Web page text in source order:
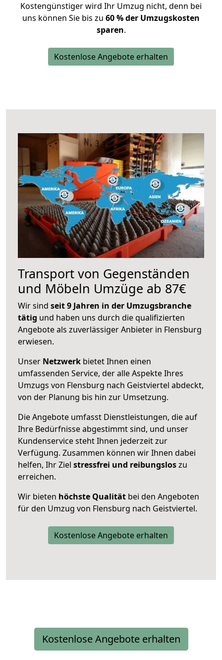
Kostengünstiger wird Ihr Umzug nicht, denn bei
uns können Sie bis zu 60 % der Umzugskosten
sparen.
Kostenlose Angebote erhalten
Transport von Gegenständen
und Möbeln Umzüge ab 87€
Wir sind seit 9 Jahren in der Umzugsbranche
tätig und haben uns durch die qualifizierten
Angebote als zuverlässiger Anbieter in Flensburg
erwiesen.
Unser Netzwerk bietet Ihnen einen
umfassenden Service, der alle Aspekte Ihres
Umzugs von Flensburg nach Geistviertel abdeckt,
von der Planung bis hin zur Umsetzung.
Die Angebote umfasst Dienstleistungen, die auf
Ihre Bedürfnisse abgestimmt sind, und unser
Kundenservice steht Ihnen jederzeit zur
Verfügung. Zusammen können wir Ihnen dabei
helfen, Ihr Ziel stressfrei und reibungsloszu
erreichen.
Wir bieten höchste Qualität bei den Angeboten
für den Umzug von Flensburg nach Geistviertel.
Kostenlose Angebote erhalten
Kostenlose Angebote erhalten